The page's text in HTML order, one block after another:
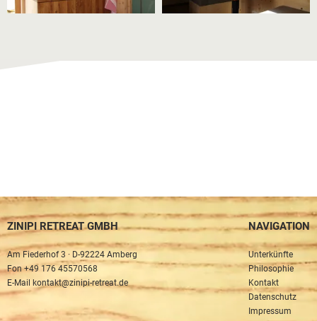
ZINIPI RETREAT GMBH
Am Fiederhof 3 · D-92224 Amberg
Fon+49 176 45570568
E-Mail
kontakt@zinipi-retreat.de
NAVIGATION
Navigation
überspringen
Unterkünfte
Philosophie
Kontakt
Datenschutz
Impressum